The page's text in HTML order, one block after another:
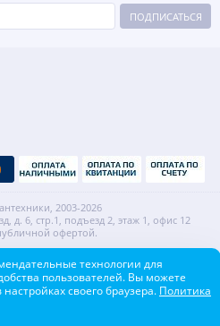
ПОДПИСАТЬСЯ
2003-2026
д. 6, стр.1, подъезд 2, этаж 1, офис 12
офертой.
технологии для
пользователей. Вы можете
своего браузера. Политика